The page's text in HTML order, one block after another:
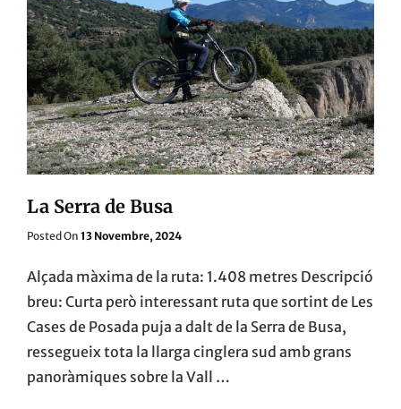
La Serra de Busa
Posted On Posted
13 Novembre, 2024
Alçada màxima de la ruta: 1.408 metres Descripció
breu: Curta però interessant ruta que sortint de Les
Cases de Posada puja a dalt de la Serra de Busa,
ressegueix tota la llarga cinglera sud amb grans
panoràmiques sobre la Vall …